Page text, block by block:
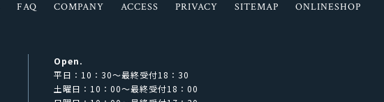
FAQ COMPANY ACCESS PRIVACY SITEMAP ONLINESHOP
Open.
平日：10：30～最終受付18：30
土曜日：10：00～最終受付18：00